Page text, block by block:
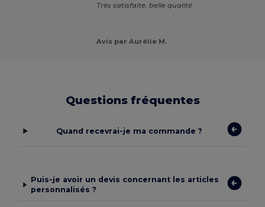
Très satisfaite, belle qualité
Avis par Aurélie M.
Questions fréquentes
Quand recevrai-je ma commande ?
Puis-je avoir un devis concernant les articles
personnalisés ?